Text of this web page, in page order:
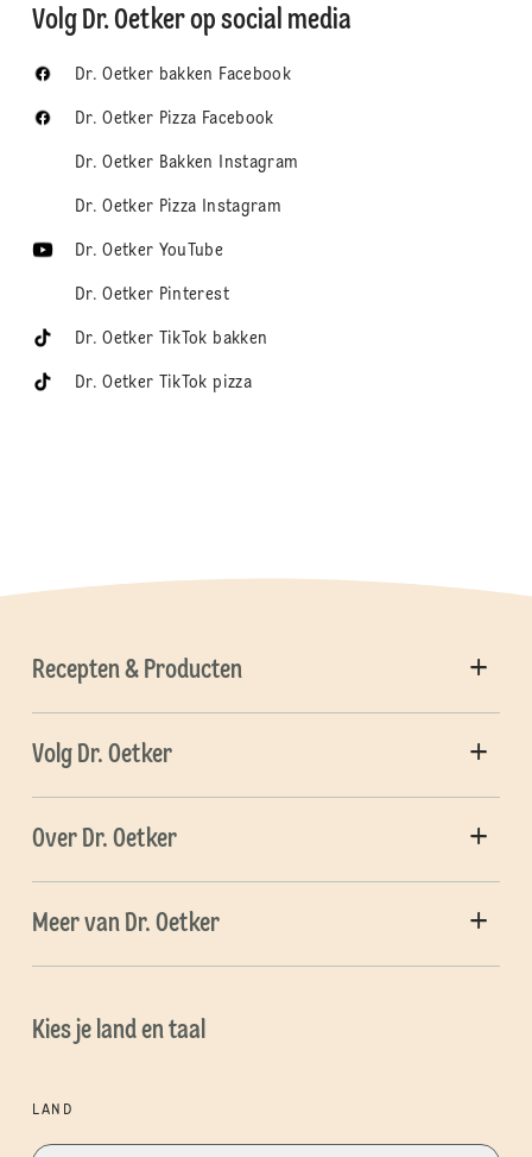
Volg Dr. Oetker op social media
Dr. Oetker bakken Facebook
Dr. Oetker Pizza Facebook
Dr. Oetker Bakken Instagram
Dr. Oetker Pizza Instagram
Dr. Oetker YouTube
Dr. Oetker Pinterest
Dr. Oetker TikTok bakken
Dr. Oetker TikTok pizza
Recepten & Producten
Volg Dr. Oetker
Over Dr. Oetker
Meer van Dr. Oetker
Kies je land en taal
LAND